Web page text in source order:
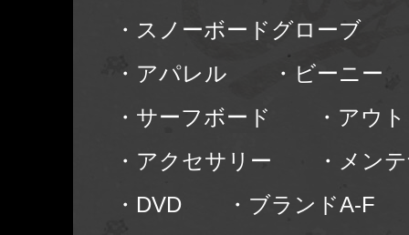
・スノーボードグローブ
・アパレル
・ビーニー
・サーフボード
・アウ
・アクセサリー
・メン
・DVD
・ブランドA-F